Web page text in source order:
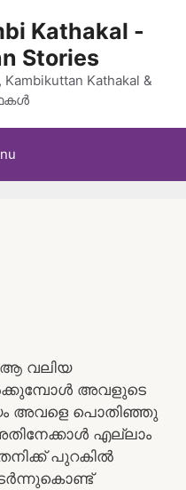
Kathakal -
Stories
Kathakal &
ആ വലിയ
അവളുടെ
അവളെ പൊതിഞ്ഞു
എല്ലാം
പുറകിൽ